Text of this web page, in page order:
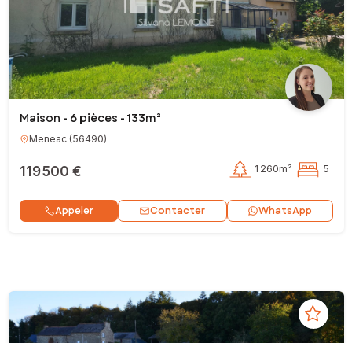
Maison - 6 pièces - 133m²
Meneac(56490)
119 500 € 1 260m² 5
Appeler Contacter WhatsApp